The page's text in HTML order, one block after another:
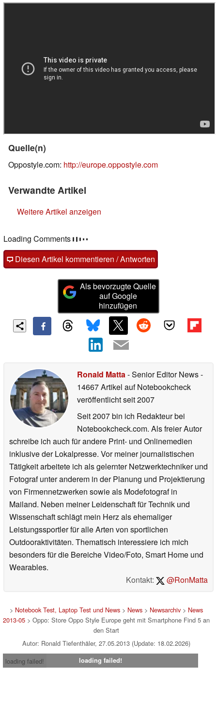
Quelle(n)
Oppostyle.com: http://europe.oppostyle.com
Verwandte Artikel
Weitere Artikel anzeigen
Loading Comments
Diesen Artikel kommentieren / Antworten
Als bevorzugte Quelle
auf Google
hinzufügen
Ronald Matta- Senior Editor News-
14667 Artikel auf Notebookcheck
veröffentlichtseit 2007
Seit 2007 bin ich Redakteur bei
Notebookcheck.com. Als freier Autor
schreibe ich auch für andere Print- und Onlinemedien
inklusive der Lokalpresse. Vor meiner journalistischen
Tätigkeit arbeitete ich als gelernter Netzwerktechniker und
Fotograf unter anderem in der Planung und Projektierung
von Firmennetzwerken sowie als Modefotograf in
Mailand. Neben meiner Leidenschaft für Technik und
Wissenschaft schlägt mein Herz als ehemaliger
Leistungssportler für alle Arten von sportlichen
Outdooraktivitäten. Thematisch interessiere ich mich
besonders für die Bereiche Video/Foto, Smart Home und
Wearables.
Kontakt:
@RonMatta
> Notebook Test, Laptop Test und News> News> Newsarchiv> News
2013-05> Oppo: Store Oppo Style Europe geht mit Smartphone Find 5 an
den Start
Autor: Ronald Tiefenthäler, 27.05.2013 (Update: 18.02.2026)
loading failed!
loading failed!